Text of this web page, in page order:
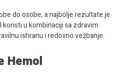
do osobe, a najbolje rezultate je
u kombinaciji sa zdravim
ishranu i redovno vežbanje.
Hemol